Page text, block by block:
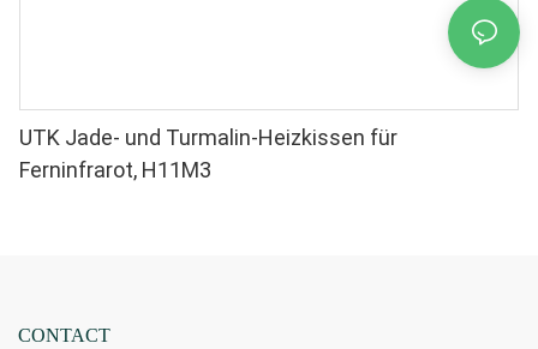
UTK Jade- und Turmalin-Heizkissen für
Ferninfrarot, H11M3
CONTACT